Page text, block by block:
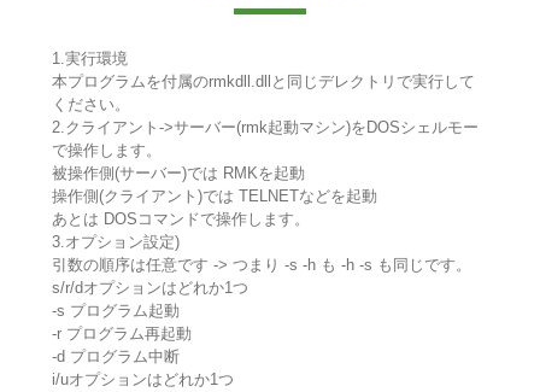
1.実行環境
本プログラムを付属のrmkdll.dllと同じデレクトリで実行して
ください。
2.クライアント->サーバー(rmk起動マシン)をDOSシェルモー
で操作します。
被操作側(サーバー)では RMKを起動
操作側(クライアント)では TELNETなどを起動
あとは DOSコマンドで操作します。
3.オプション設定)
引数の順序は任意です -> つまり -s -h も -h -s も同じです。
s/r/dオプションはどれか1つ
-s プログラム起動
-r プログラム再起動
-d プログラム中断
i/uオプションはどれか1つ